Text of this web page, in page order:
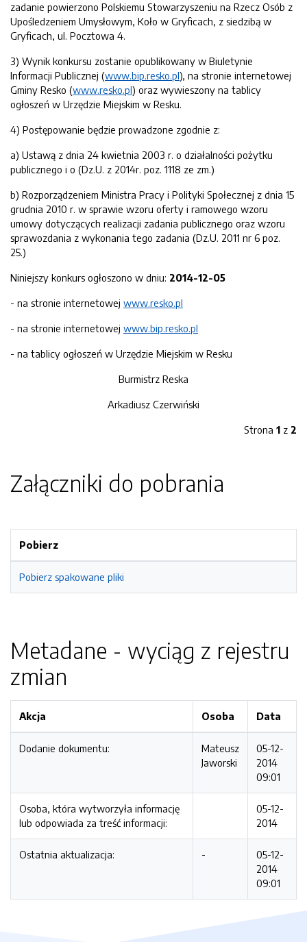
zadanie powierzono Polskiemu Stowarzyszeniu na Rzecz Osób z
Upośledzeniem Umysłowym, Koło w Gryficach, z siedzibą w
Gryficach, ul. Pocztowa 4.
3) Wynik konkursu zostanie opublikowany w Biuletynie
Informacji Publicznej (www.bip.resko.pl), na stronie internetowej
Gminy Resko (www.resko.pl) oraz wywieszony na tablicy
ogłoszeń w Urzędzie Miejskim w Resku.
4) Postępowanie będzie prowadzone zgodnie z:
a) Ustawą z dnia 24 kwietnia 2003 r. o działalności pożytku
publicznego i o (Dz.U. z 2014r. poz. 1118 ze zm.)
b) Rozporządzeniem Ministra Pracy i Polityki Społecznej z dnia 15
grudnia 2010 r. w sprawie wzoru oferty i ramowego wzoru
umowy dotyczących realizacji zadania publicznego oraz wzoru
sprawozdania z wykonania tego zadania (Dz.U. 2011 nr 6 poz.
25.)
Niniejszy konkurs ogłoszono w dniu: 2014-12-05
- na stronie internetowej www.resko.pl
- na stronie internetowej www.bip.resko.pl
- na tablicy ogłoszeń w Urzędzie Miejskim w Resku
Burmistrz Reska
Arkadiusz Czerwiński
Strona 1 z 2
Załączniki do pobrania
Pobierz
Pobierz spakowane pliki
Metadane - wyciąg z rejestru
zmian
Akcja Osoba Data
Dodanie dokumentu:
Mateusz
Jaworski
05-12-
2014
09:01
Osoba, która wytworzyła informację
lub odpowiada za treść informacji:
05-12-
2014
Ostatnia aktualizacja: -
05-12-
2014
09:01